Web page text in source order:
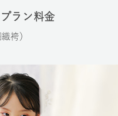
ラン料金
袴）